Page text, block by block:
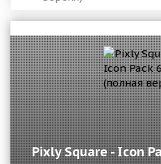
Pixly Square - Icon